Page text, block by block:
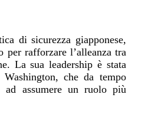
di sicurezza giapponese,
per rafforzare l’alleanza tra
La sua leadership è stata
che da tempo
ad assumere un ruolo più